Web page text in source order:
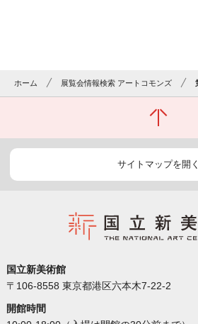
ホーム 展覧会情報検索 アートコモンズ
サイトマップを開く
国立新美術館
〒106-8558 東京都港区六本木7-22-2
開館時間